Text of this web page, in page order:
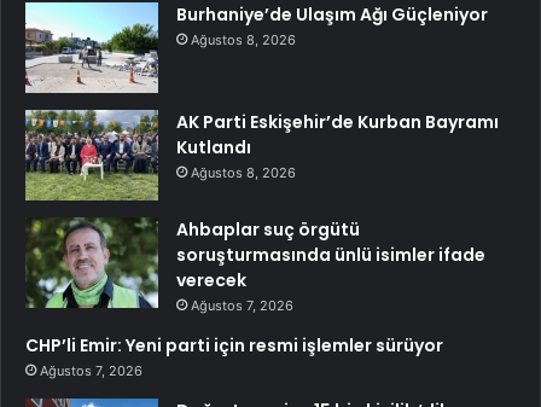
Burhaniye’de Ulaşım Ağı Güçleniyor
Ağustos 8, 2026
AK Parti Eskişehir’de Kurban Bayramı
Kutlandı
Ağustos 8, 2026
Ahbaplar suç örgütü
soruşturmasında ünlü isimler ifade
verecek
Ağustos 7, 2026
CHP’li Emir: Yeni parti için resmi işlemler sürüyor
Ağustos 7, 2026